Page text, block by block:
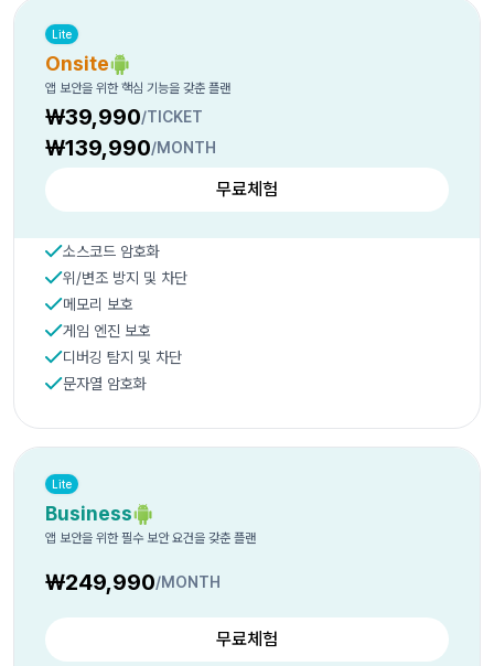
Lite
Onsite
앱 보안을 위한 핵심 기능을 갖춘 플랜
₩39,990/TICKET
₩139,990/MONTH
무료체험
소스코드 암호화
위/변조 방지 및 차단
메모리 보호
게임 엔진 보호
디버깅 탐지 및 차단
문자열 암호화
Lite
Business
앱 보안을 위한 필수 보안 요건을 갖춘 플랜
₩249,990/MONTH
무료체험